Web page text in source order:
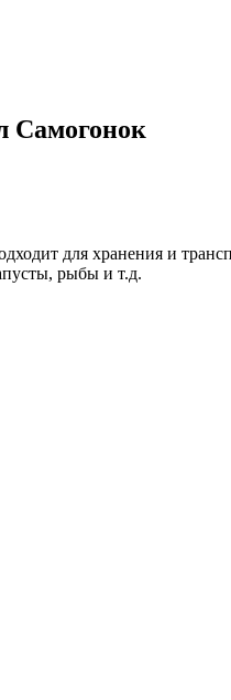
Самогонок
для хранения и
рыбы и т.д.